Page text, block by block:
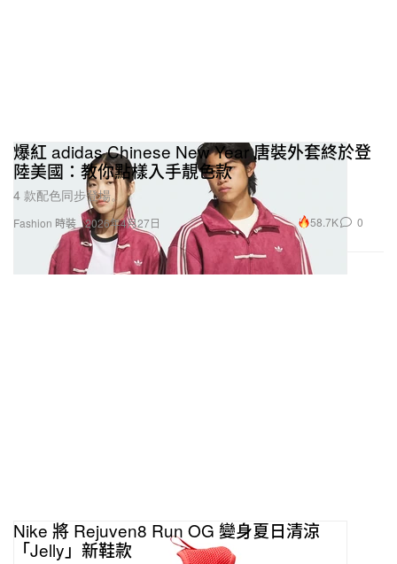
Fashion 時裝
爆紅 adidas Chinese New Year 唐裝外套終於登
陸美國：教你點樣入手靚色款
4 款配色同步登場。
2026年4月27日 58.7K 0
Nike 將 Rejuven8 Run OG 變身夏日清涼
「Jelly」新鞋款